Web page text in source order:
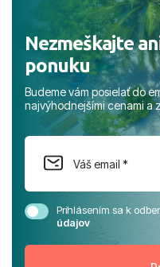
Nezmeškajte
ponuku
Budeme vám posielať do
najvýhodnejšími cenami a
Prihlásením sa k
údajov